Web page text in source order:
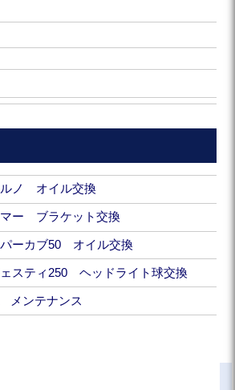
ノ オイル交換
ー ブラケット交換
ーカブ50 オイル交換
スティ250 ヘッドライト球交換
ンテナンス